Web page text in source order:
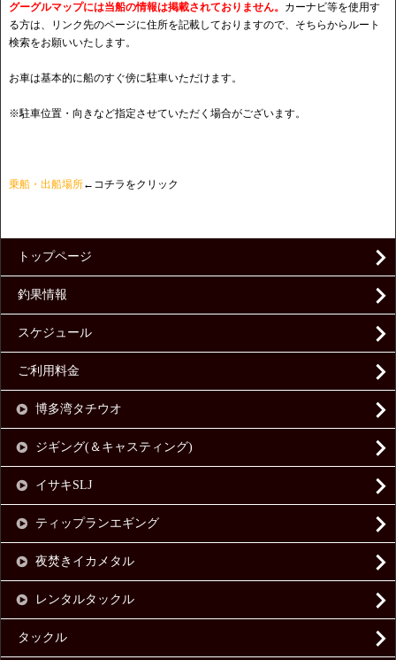
グーグルマップには当船の情報は掲載されておりません。 カーナビ等を使用す
る方は、リンク先のページに住所を記載しておりますので、そちらからルート
検索をお願いいたします。
お車は基本的に船のすぐ傍に駐車いただけます。
※駐車位置・向きなど指定させていただく場合がございます。
乗船・出船場所←コチラをクリック
トップページ
釣果情報
スケジュール
ご利用料金
博多湾タチウオ
ジギング(＆キャスティング)
イサキSLJ
ティップランエギング
夜焚きイカメタル
レンタルタックル
タックル